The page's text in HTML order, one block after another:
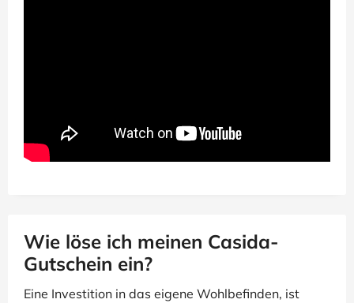
Wie löse ich meinen Casida-
Gutschein ein?
Eine Investition in das eigene Wohlbefinden, ist